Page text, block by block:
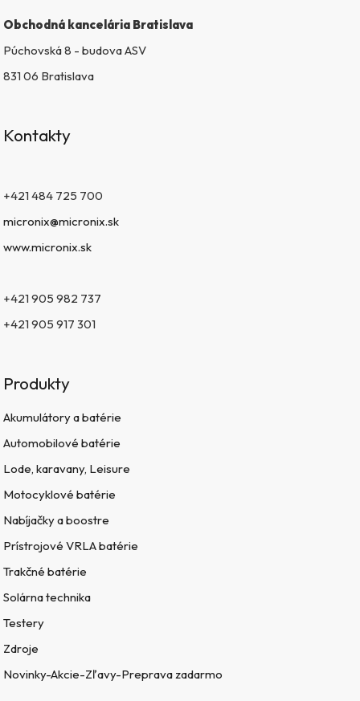
Obchodná kancelária Bratislava
Púchovská 8 - budova ASV
831 06 Bratislava
Kontakty
+421 484 725 700
micronix@micronix.sk
www.micronix.sk
+421 905 982 737
+421 905 917 301
Produkty
Akumulátory a batérie
Automobilové batérie
Lode, karavany, Leisure
Motocyklové batérie
Nabíjačky a boostre
Prístrojové VRLA batérie
Trakčné batérie
Solárna technika
Testery
Zdroje
Novinky-Akcie-Zľavy-Preprava zadarmo